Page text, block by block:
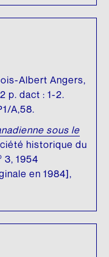
Albert Angers,
p. dact : 1-2.
A,58.
sous le
historique du
3, 1954
en 1984],